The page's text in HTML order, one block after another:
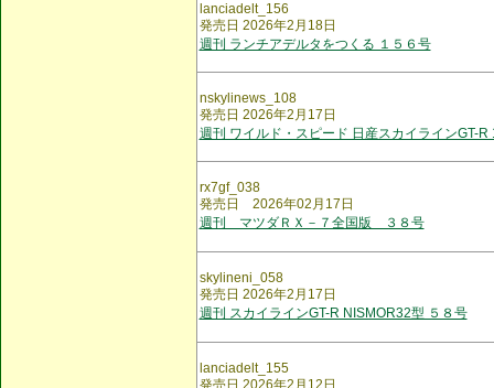
lanciadelt_156
発売日 2026年2月18日
週刊 ランチアデルタをつくる １５６号
nskylinews_108
発売日 2026年2月17日
週刊 ワイルド・スピード 日産スカイラインGT-R
rx7gf_038
発売日 2026年02月17日
週刊 マツダＲＸ－７全国版 ３８号
skylineni_058
発売日 2026年2月17日
週刊 スカイラインGT-R NISMOR32型 ５８号
lanciadelt_155
発売日 2026年2月12日